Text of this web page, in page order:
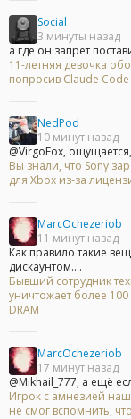
Social
3 минуты назад
а где он запрет
11-летняя девочка
попросив Claude
NedPod
10 минут назад
@VirgoFox,
Вы знали, что Sony
для Xbox из-за
MarcOchezeriob
11 минут назад
Как правило такие
дискаунтом....
Бывший сотрудник
уничтожает более
DRAM
MarcOchezeriob
17 минут назад
@Mikhail_777, а ещё
Игрок с амнезией
не смог вспомнить,